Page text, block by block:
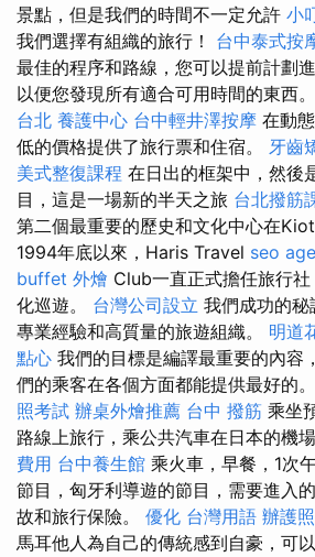
景點，但是我們的時間不一定允許 小
我們選擇有組織的旅行！ 台中泰式按
最佳的程序和路線，您可以提前計劃
以便您發現所有適合可用時間的東西。
台北 養護中心 台中輕井澤按摩 在動
低的價格提供了旅行票和住宿。 牙齒
美式整復課程 在日出的框架中，然後
目，這是一場新的半天之旅 台北撥筋
第二個最重要的歷史和文化中心在
1994年底以來，Haris Travel seo
buffet 外燴 Club一直正式擔任旅行
化巡遊。 台灣公司設立 我們成功的秘
專業經驗和高質量的旅遊組織。 明道
點心 我們的目標是編譯最重要的內容
們的乘客在各個方面都能提供最好的。
照考試 辦桌外燴推薦 台中 撥筋 乘坐
路線上旅行，乘公共汽車在日本的機
費用 台中養生館 乘火車，早餐，1次
節目，匈牙利導遊的節目，需要進入
故和旅行保險。 優化 台灣用語 辦護
馬耳他人為自己的傳統感到自豪，可